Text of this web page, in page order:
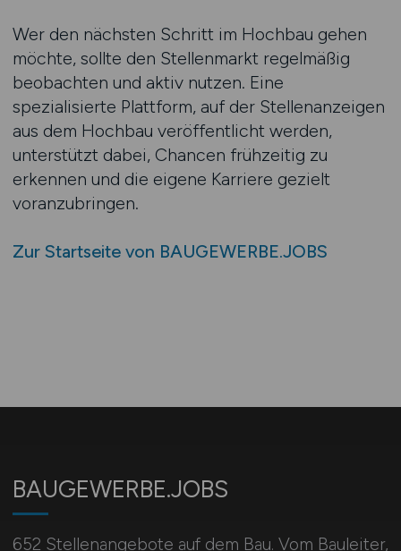
Wer den nächsten Schritt im Hochbau gehen
möchte, sollte den Stellenmarkt regelmäßig
beobachten und aktiv nutzen. Eine
spezialisierte Plattform, auf der Stellenanzeigen
aus dem Hochbau veröffentlicht werden,
unterstützt dabei, Chancen frühzeitig zu
erkennen und die eigene Karriere gezielt
voranzubringen.
Zur Startseite von BAUGEWERBE.JOBS
BAUGEWERBE.JOBS
652 Stellenangebote auf dem Bau. Vom Bauleiter,